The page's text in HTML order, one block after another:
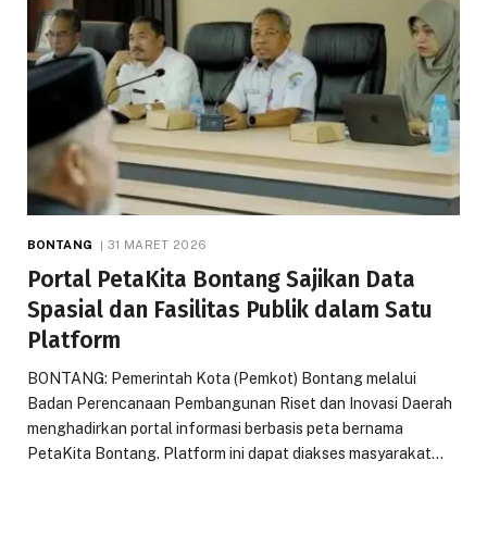
BONTANG 31 MARET 2026
Portal PetaKita Bontang Sajikan Data
Spasial dan Fasilitas Publik dalam Satu
Platform
BONTANG: Pemerintah Kota (Pemkot) Bontang melalui
Badan Perencanaan Pembangunan Riset dan Inovasi Daerah
menghadirkan portal informasi berbasis peta bernama
PetaKita Bontang. Platform ini dapat diakses masyarakat…